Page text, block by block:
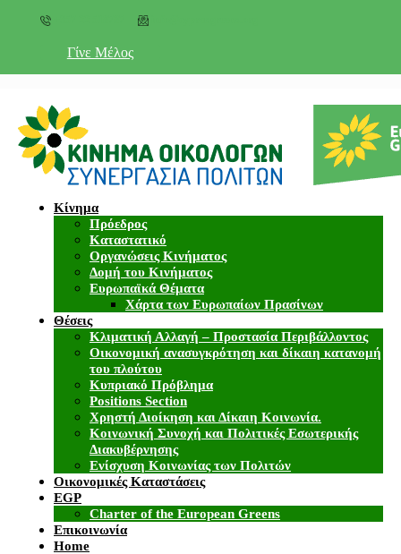
Γίνε Μέλος
Κίνημα
Πρόεδρος
Καταστατικό
Οργανώσεις Κινήματος
Δομή του Κινήματος
Ευρωπαϊκά Θέματα
Χάρτα των Ευρωπαίων Πρασίνων
Θέσεις
Κλιματική Αλλαγή – Προστασία Περιβάλλοντος
Οικονομική ανασυγκρότηση και δίκαιη κατανομή
του πλούτου
Κυπριακό Πρόβλημα
Positions Section
Χρηστή Διοίκηση και Δίκαιη Κοινωνία.
Κοινωνική Συνοχή και Πολιτικές Εσωτερικής
Διακυβέρνησης
Ενίσχυση Κοινωνίας των Πολιτών
Οικονομικές Καταστάσεις
EGP
Charter of the European Greens
Επικοινωνία
Home